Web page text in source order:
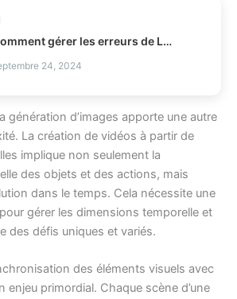
Comment gérer les erreurs de LLM tool calling ?
24, 2024
génération d’images apporte une autre
La création de vidéos à partir de
implique non seulement la
des objets et des actions, mais
dans le temps. Cela nécessite une
gérer les dimensions temporelle et
des défis uniques et variés.
des éléments visuels avec
enjeu primordial. Chaque scène d’une